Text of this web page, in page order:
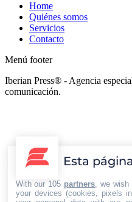
window
window
window
window
Home
Quiénes somos
Servicios
Contacto
Menú footer
Iberian Press® - Agencia
comunicación.
Esta
With our 105 partners , we
your devices (cookies, pixels